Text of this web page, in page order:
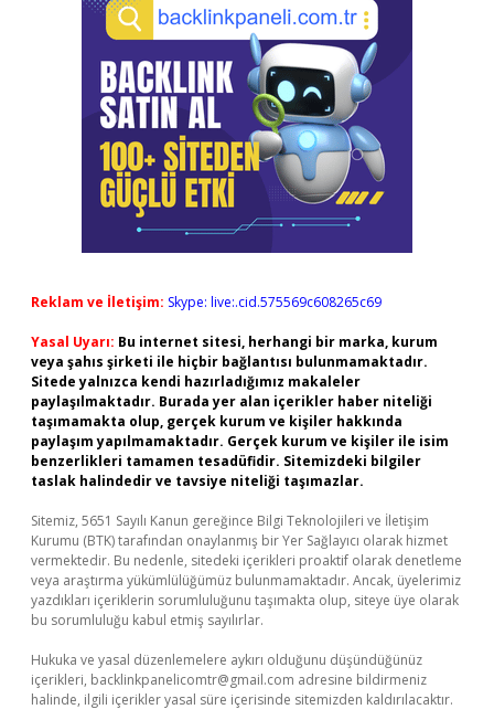
Reklam ve İletişim: Skype: live:.cid.575569c608265c69
Yasal Uyarı: Bu internet sitesi, herhangi bir marka, kurum
veya şahıs şirketi ile hiçbir bağlantısı bulunmamaktadır.
Sitede yalnızca kendi hazırladığımız makaleler
paylaşılmaktadır. Burada yer alan içerikler haber niteliği
taşımamakta olup, gerçek kurum ve kişiler hakkında
paylaşım yapılmamaktadır. Gerçek kurum ve kişiler ile isim
benzerlikleri tamamen tesadüfidir. Sitemizdeki bilgiler
taslak halindedir ve tavsiye niteliği taşımazlar.
Sitemiz, 5651 Sayılı Kanun gereğince Bilgi Teknolojileri ve İletişim
Kurumu (BTK) tarafından onaylanmış bir Yer Sağlayıcı olarak hizmet
vermektedir. Bu nedenle, sitedeki içerikleri proaktif olarak denetleme
veya araştırma yükümlülüğümüz bulunmamaktadır. Ancak, üyelerimiz
yazdıkları içeriklerin sorumluluğunu taşımakta olup, siteye üye olarak
bu sorumluluğu kabul etmiş sayılırlar.
Hukuka ve yasal düzenlemelere aykırı olduğunu düşündüğünüz
içerikleri, backlinkpanelicomtr@gmail.com adresine bildirmeniz
halinde, ilgili içerikler yasal süre içerisinde sitemizden kaldırılacaktır.